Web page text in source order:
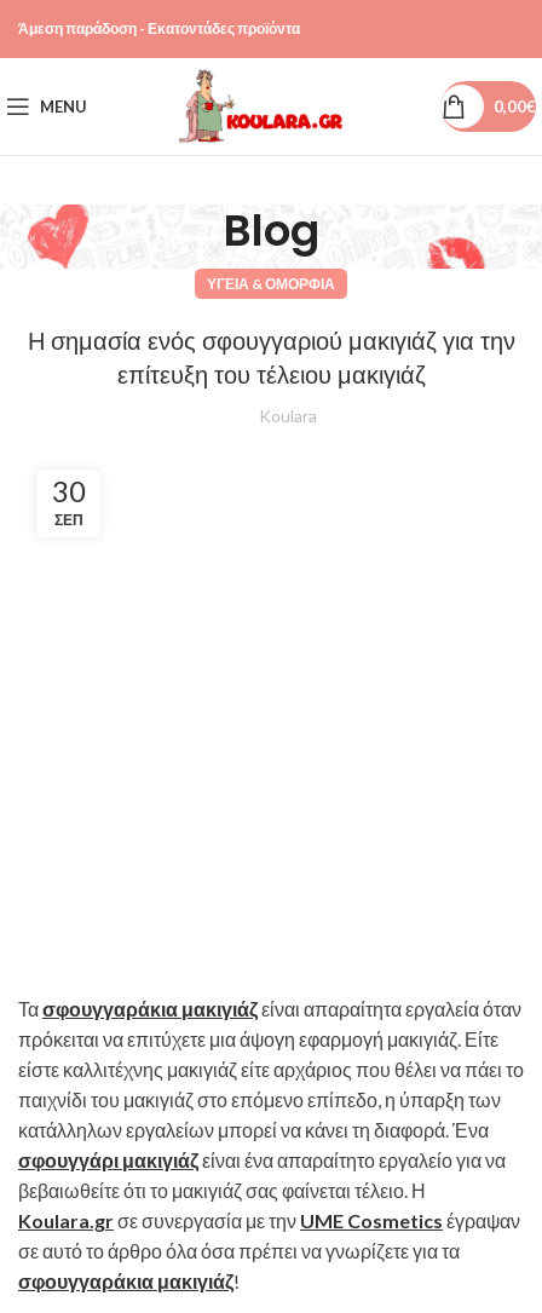
Άμεση παράδοση - Εκατοντάδες προϊόντα
MENU 0,00€
Blog
ΥΓΕΊΑ & ΟΜΟΡΦΙΆ
Η σημασία ενός σφουγγαριού μακιγιάζ για την
επίτευξη του τέλειου μακιγιάζ
Koulara
30
ΣΕΠ
Τασφουγγαράκια μακιγιάζείναι απαραίτητα εργαλεία όταν
πρόκειται να επιτύχετε μια άψογη εφαρμογή μακιγιάζ. Είτε
είστε καλλιτέχνης μακιγιάζ είτε αρχάριος που θέλει να πάει το
παιχνίδι του μακιγιάζ στο επόμενο επίπεδο, η ύπαρξη των
κατάλληλων εργαλείων μπορεί να κάνει τη διαφορά. Ένα
σφουγγάρι μακιγιάζείναι ένα απαραίτητο εργαλείο για να
βεβαιωθείτε ότι το μακιγιάζ σας φαίνεται τέλειο. Η
Koulara.grσε συνεργασία με την UME Cosmetics έγραψαν
σε αυτό το άρθρο όλα όσα πρέπει να γνωρίζετε για τα
σφουγγαράκια μακιγιάζ!